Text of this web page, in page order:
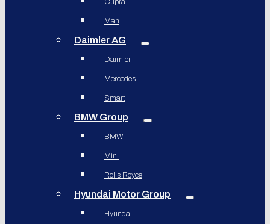
Cupra
Man
Daimler AG
Daimler
Mercedes
Smart
BMW Group
BMW
Mini
Rolls Royce
Hyundai Motor Group
Hyundai